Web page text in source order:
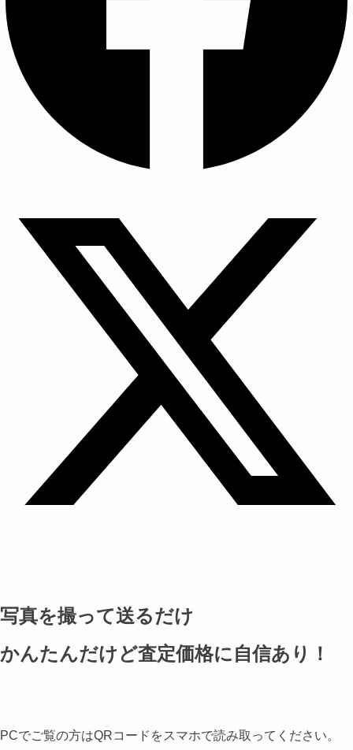
写真を撮って送るだけ
かんたんだけど査定価格に自信あり！
PCでご覧の方はQRコードをスマホで読み取ってください。